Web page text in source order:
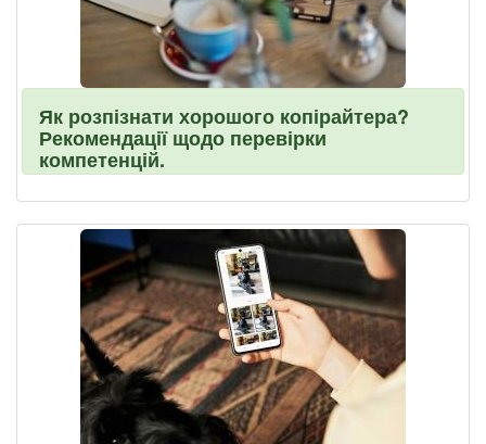
Як розпізнати хорошого копірайтера?
Рекомендації щодо перевірки
компетенцій.